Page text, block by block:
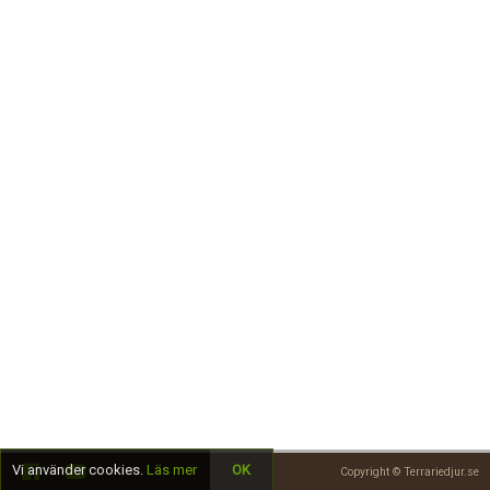
Copyright © Terrariedjur.se
Vi använder cookies. Läs mer OK